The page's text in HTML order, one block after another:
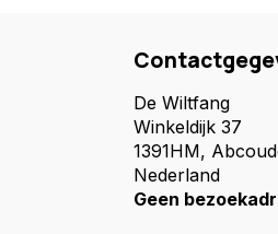
De Wiltfang
Winkeldijk 37
1391HM,
Nederland
Geen